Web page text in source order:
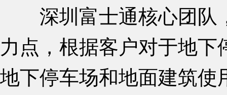
深圳富士通核心团队
力点，根据客户对于地
地下停车场和地面建筑使